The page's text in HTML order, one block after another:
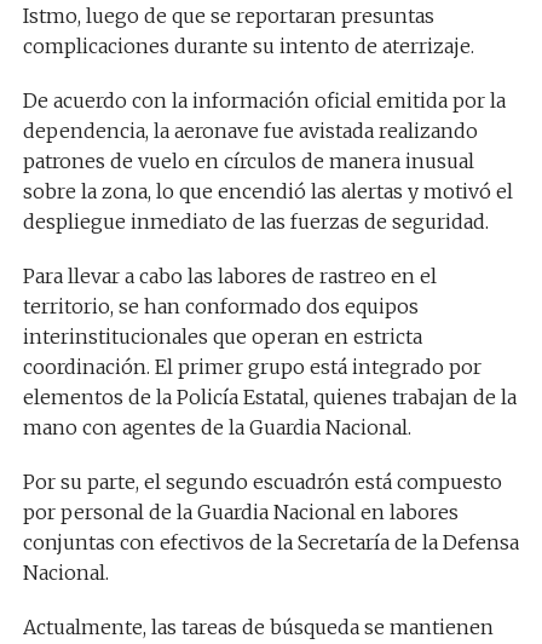
Istmo, luego de que se reportaran presuntas
complicaciones durante su intento de aterrizaje.
De acuerdo con la información oficial emitida por la
dependencia, la aeronave fue avistada realizando
patrones de vuelo en círculos de manera inusual
sobre la zona, lo que encendió las alertas y motivó el
despliegue inmediato de las fuerzas de seguridad.
Para llevar a cabo las labores de rastreo en el
territorio, se han conformado dos equipos
interinstitucionales que operan en estricta
coordinación. El primer grupo está integrado por
elementos de la Policía Estatal, quienes trabajan de la
mano con agentes de la Guardia Nacional.
Por su parte, el segundo escuadrón está compuesto
por personal de la Guardia Nacional en labores
conjuntas con efectivos de la Secretaría de la Defensa
Nacional.
Actualmente, las tareas de búsqueda se mantienen